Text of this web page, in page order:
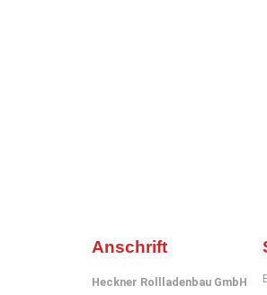
Anschrift
Heckner Rollladenbau GmbH